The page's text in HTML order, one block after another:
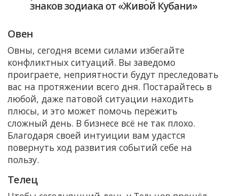
знаков зодиака от «Живой Кубани»
Овен
Овны, сегодня всеми силами избегайте
конфликтных ситуаций. Вы заведомо
проиграете, неприятности будут преследовать
вас на протяжении всего дня. Постарайтесь в
любой, даже патовой ситуации находить
плюсы, и это может помочь пережить
сложный день. В бизнесе всё не так плохо.
Благодаря своей интуиции вам удастся
повернуть ход развития событий себе на
пользу.
Телец